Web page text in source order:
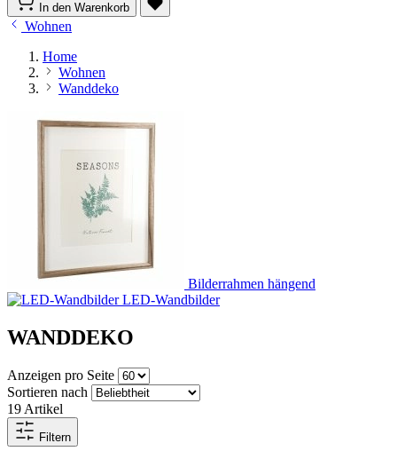
In den Warenkorb
Wohnen
Home
Wohnen
Wanddeko
Bilderrahmen hängend
LED-Wandbilder
WANDDEKO
Anzeigen pro Seite
Sortieren nach
19 Artikel
Filtern